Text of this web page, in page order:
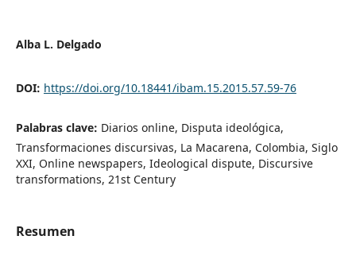
Alba L. Delgado
DOI: https://doi.org/10.18441/ibam.15.2015.57.59-76
Palabras clave: Diarios online, Disputa ideológica,
Transformaciones discursivas, La Macarena, Colombia, Siglo
XXI, Online newspapers, Ideological dispute, Discursive
transformations, 21st Century
Resumen